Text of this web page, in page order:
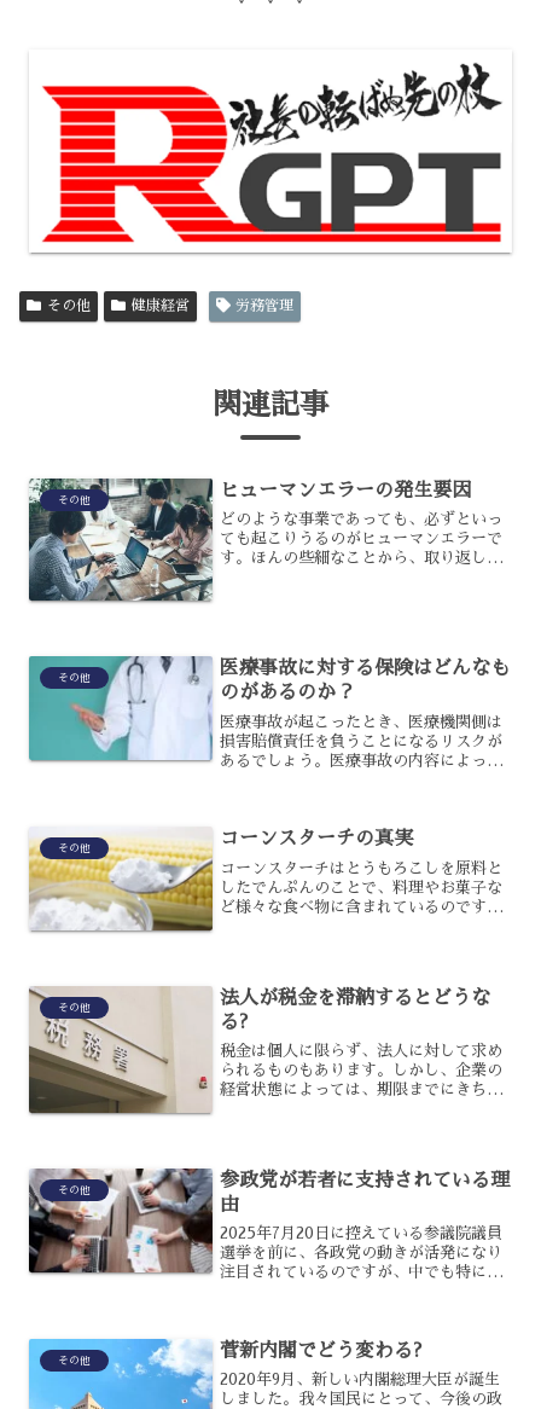
その他 健康経営 労務管理
関連記事
その他 ヒューマンエラーの発生要因
どのような事業であっても、必ずといっ
ても起こりうるのがヒューマンエラーで
す。ほんの些細なことから、取り返しの
その他
医療事故に対する保険はどんなも
のがあるのか？
医療事故が起こったとき、医療機関側は
損害賠償責任を負うことになるリスクが
あるでしょう。医療事故の内容によって
に備えて加入できる保険に...
その他 コーンスターチの真実
コーンスターチはとうもろこしを原料と
したでんぷんのことで、料理やお菓子な
ど様々な食べ物に含まれているのです。
じでしょうか？コーンス...
その他
法人が税金を滞納するとどうな
る?
税金は個人に限らず、法人に対して求め
られるものもあります。しかし、企業の
経営状態によっては、期限までにきちん
うか?今回は、滞納してしま...
その他
参政党が若者に支持されている理
由
2025年7月20日に控えている参議院議員
選挙を前に、各政党の動きが活発になり
注目されているのですが、中でも特に注
ているのですが、な...
その他 菅新内閣でどう変わる?
2020年9月、新しい内閣総理大臣が誕生
しました。我々国民にとって、今後の政